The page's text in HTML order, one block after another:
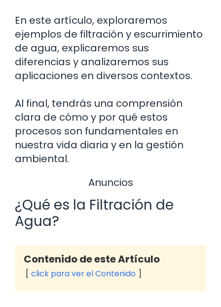
En este artículo, exploraremos
ejemplos de filtración y escurrimiento
de agua, explicaremos sus
diferencias y analizaremos sus
aplicaciones en diversos contextos.
Al final, tendrás una comprensión
clara de cómo y por qué estos
procesos son fundamentales en
nuestra vida diaria y en la gestión
ambiental.
Anuncios
¿Qué es la Filtración de
Agua?
Contenido de este Artículo
click para ver el Contenido